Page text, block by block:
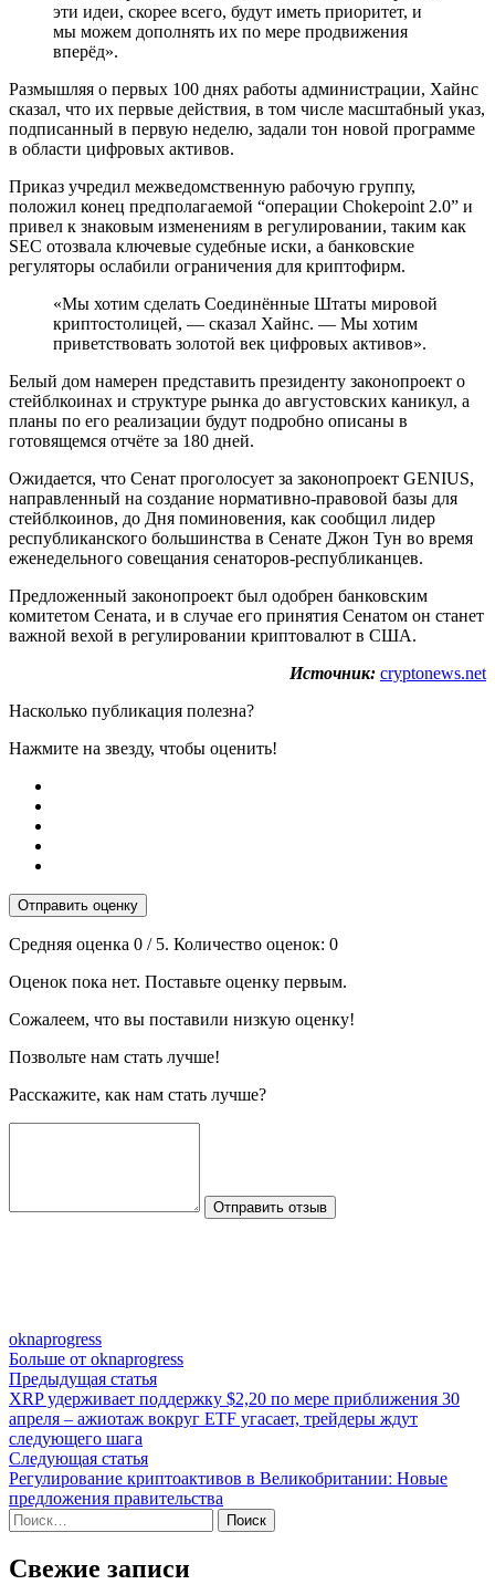
эти идеи, скорее всего, будут иметь приоритет, и
мы можем дополнять их по мере продвижения
вперёд».
Размышляя о первых 100 днях работы администрации, Хайнс
сказал, что их первые действия, в том числе масштабный указ,
подписанный в первую неделю, задали тон новой программе
в области цифровых активов.
Приказ учредил межведомственную рабочую группу,
положил конец предполагаемой “операции Chokepoint 2.0” и
привел к знаковым изменениям в регулировании, таким как
SEC отозвала ключевые судебные иски, а банковские
регуляторы ослабили ограничения для криптофирм.
«Мы хотим сделать Соединённые Штаты мировой
криптостолицей, — сказал Хайнс. — Мы хотим
приветствовать золотой век цифровых активов».
Белый дом намерен представить президенту законопроект о
стейблкоинах и структуре рынка до августовских каникул, а
планы по его реализации будут подробно описаны в
готовящемся отчёте за 180 дней.
Ожидается, что Сенат проголосует за законопроект GENIUS,
направленный на создание нормативно-правовой базы для
стейблкоинов, до Дня поминовения, как сообщил лидер
республиканского большинства в Сенате Джон Тун во время
еженедельного совещания сенаторов-республиканцев.
Предложенный законопроект был одобрен банковским
комитетом Сената, и в случае его принятия Сенатом он станет
важной вехой в регулировании криптовалют в США.
Источник: cryptonews.net
Насколько публикация полезна?
Нажмите на звезду, чтобы оценить!
Отправить оценку
Средняя оценка 0 / 5. Количество оценок: 0
Оценок пока нет. Поставьте оценку первым.
Сожалеем, что вы поставили низкую оценку!
Позвольте нам стать лучше!
Расскажите, как нам стать лучше?
Отправить отзыв
oknaprogress
Больше от oknaprogress
Навигация
по
записям
Предыдущая статьяПредыдущая
статья:
XRP удерживает поддержку $2,20 по мере приближения 30
апреля – ажиотаж вокруг ETF угасает, трейдеры ждут
следующего шага
Следующая статьяСледующая
статья:
Регулирование криптоактивов в Великобританииː Новые
предложения правительства
Найти:
Свежие записи